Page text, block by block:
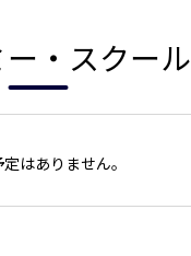
・スクール
はありません。